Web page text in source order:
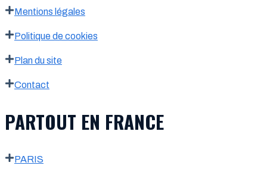
Mentions légales
Politique de cookies
Plan du site
Contact
PARTOUT EN FRANCE
PARIS